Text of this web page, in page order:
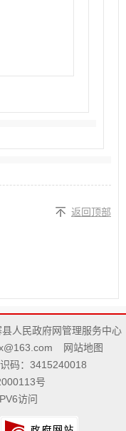
返回顶部
人民政府网管理服务中心
网站地图
码：3415240018
号
访问